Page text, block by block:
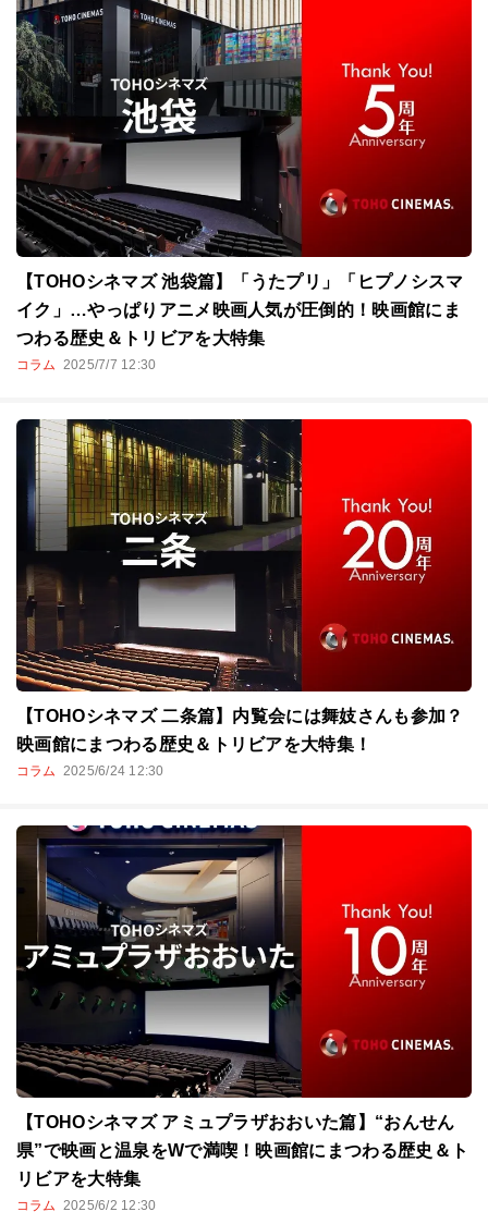
【TOHOシネマズ 池袋篇】「うたプリ」「ヒプノシスマ
イク」…やっぱりアニメ映画人気が圧倒的！映画館にま
つわる歴史＆トリビアを大特集
コラム 2025/7/7 12:30
【TOHOシネマズ 二条篇】内覧会には舞妓さんも参加？
映画館にまつわる歴史＆トリビアを大特集！
コラム 2025/6/24 12:30
【TOHOシネマズ アミュプラザおおいた篇】“おんせん
県”で映画と温泉をWで満喫！映画館にまつわる歴史＆ト
リビアを大特集
コラム 2025/6/2 12:30